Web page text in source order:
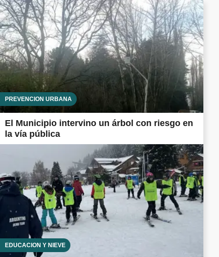
PREVENCIÓN URBANA
El Municipio intervino un árbol con riesgo en
la vía pública
EDUCACIÓN Y NIEVE